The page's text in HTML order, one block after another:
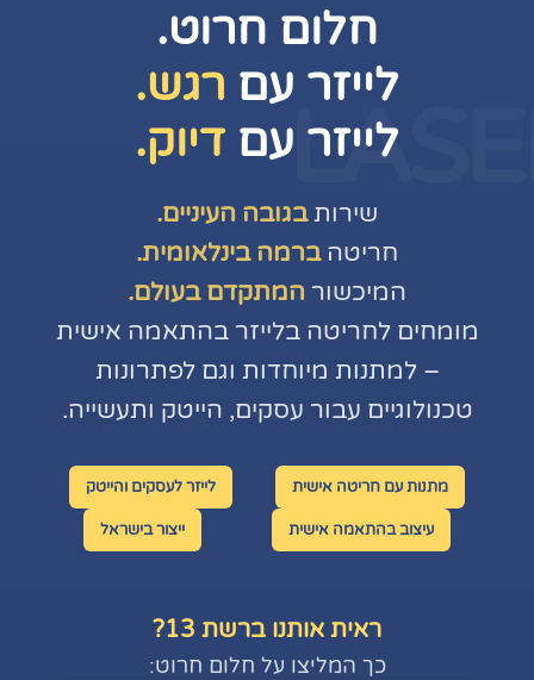
חלום חרוט.
לייזר עם רגש.
לייזר עם דיוק.
שירותבגובה העיניים.
חריטהברמה בינלאומית.
המיכשור המתקדם בעולם.
מומחים לחריטה בלייזר בהתאמה אישית
– למתנות מיוחדות וגם לפתרונות
טכנולוגיים עבור עסקים, הייטק ותעשייה.
מתנות עם חריטה אישית לייזר לעסקים והייטק
עיצוב בהתאמה אישית ייצור בישראל
ראית אותנו ברשת 13?
כך המליצו על חלום חרוט: